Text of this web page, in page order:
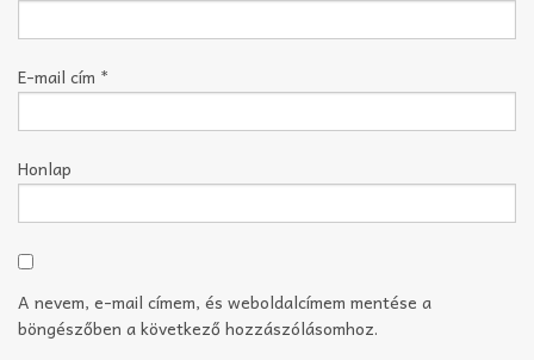
E-mail cím *
Honlap
A nevem, e-mail címem, és weboldalcímem mentése a
böngészőben a következő hozzászólásomhoz.